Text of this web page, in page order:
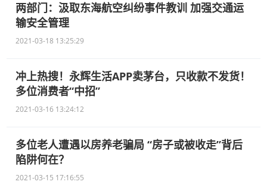
两部门：汲取东海航空纠纷事件教训 加强交通运
输安全管理
2021-03-18 13:25:29
冲上热搜！永辉生活APP卖茅台，只收款不发货！
多位消费者“中招”
2021-03-16 13:24:12
多位老人遭遇以房养老骗局 “房子或被收走”背后
陷阱何在？
2021-03-15 17:16:55